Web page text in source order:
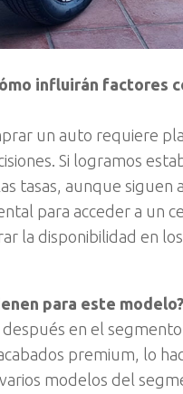
influirán factores
un auto requiere
Si logramos
tasas, aunque
para acceder a un
disponibilidad en
para este modelo?
en el
premium, lo
modelos del